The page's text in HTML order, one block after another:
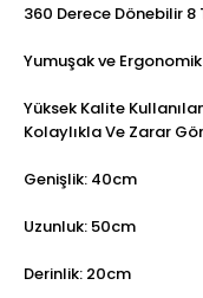
360 Derece Dönebilir
Yumuşak ve
Yüksek Kalite
Kolaylıkla Ve Zarar
Genişlik: 40cm
Uzunluk: 50cm
Derinlik: 20cm